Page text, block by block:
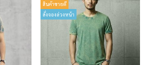
สินค้าขายดี
สั่งจองล่วงหน้า